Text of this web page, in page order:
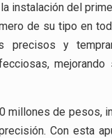
instalación del
de su tipo en
precisos y
millones de pesos,
Con esta